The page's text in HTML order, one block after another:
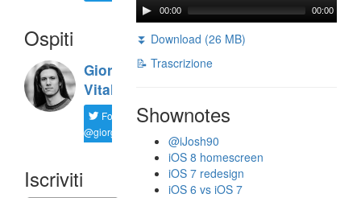
Ospiti
Giorgio
Vitali
Follow
@giorgio__vit
Iscriviti
00:00 00:00
⏬ Download (26 MB)
📝 Trascrizione
Shownotes
@iJosh90
iOS 8 homescreen
iOS 7 redesign
iOS 6 vs iOS 7